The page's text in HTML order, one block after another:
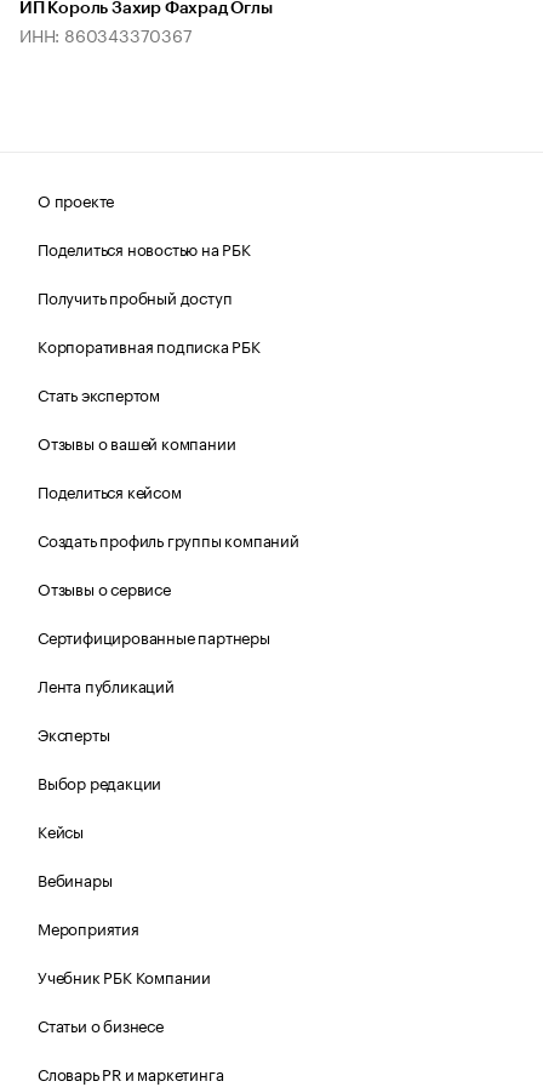
ИП Король Захир Фахрад Оглы
ИНН: 860343370367
О проекте
Поделиться новостью на РБК
Получить пробный доступ
Корпоративная подписка РБК
Стать экспертом
Отзывы о вашей компании
Поделиться кейсом
Создать профиль группы компаний
Отзывы о сервисе
Сертифицированные партнеры
Лента публикаций
Эксперты
Выбор редакции
Кейсы
Вебинары
Мероприятия
Учебник РБК Компании
Статьи о бизнесе
Словарь PR и маркетинга